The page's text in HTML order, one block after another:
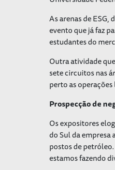
As arenas de
evento que já faz
estudantes do
Outra atividade
sete circuitos nas
perto as
Prospecção de
Os expositores
do Sul da
postos de
estamos fazendo